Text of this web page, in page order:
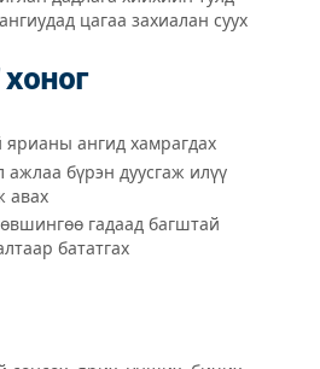
цагаа захиалан суух
ярианы ангид хамрагдах
ажлаа бүрэн дуусгаж илүү
авах
гадаад багштай
бататгах